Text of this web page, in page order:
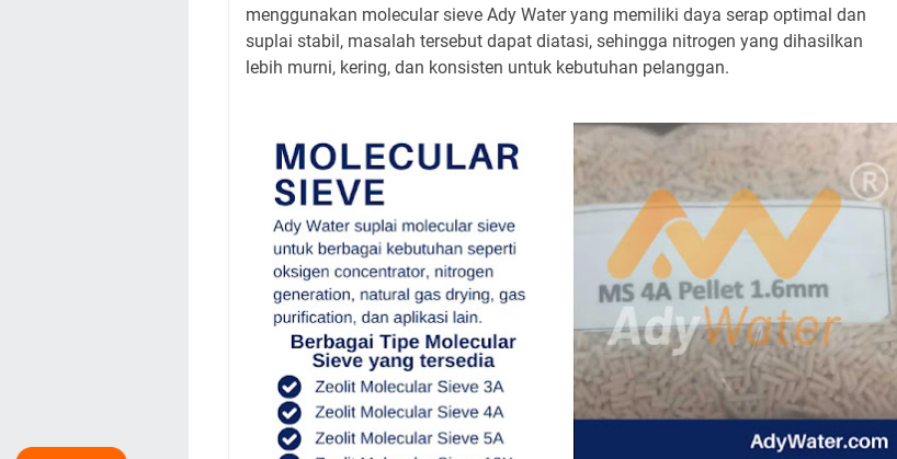
menggunakan molecular sieve Ady Water yang memiliki daya serap optimal dan
suplai stabil, masalah tersebut dapat diatasi, sehingga nitrogen yang dihasilkan
lebih murni, kering, dan konsisten untuk kebutuhan pelanggan.